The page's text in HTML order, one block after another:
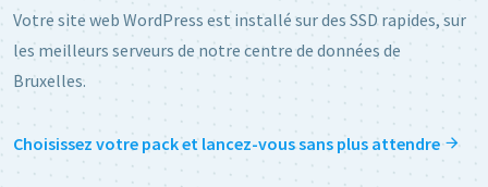
Votre site web WordPress est installé sur des SSD rapides, sur
les meilleurs serveurs de notre centre de données de
Bruxelles.
Choisissez votre pack et lancez-vous sans plus attendre